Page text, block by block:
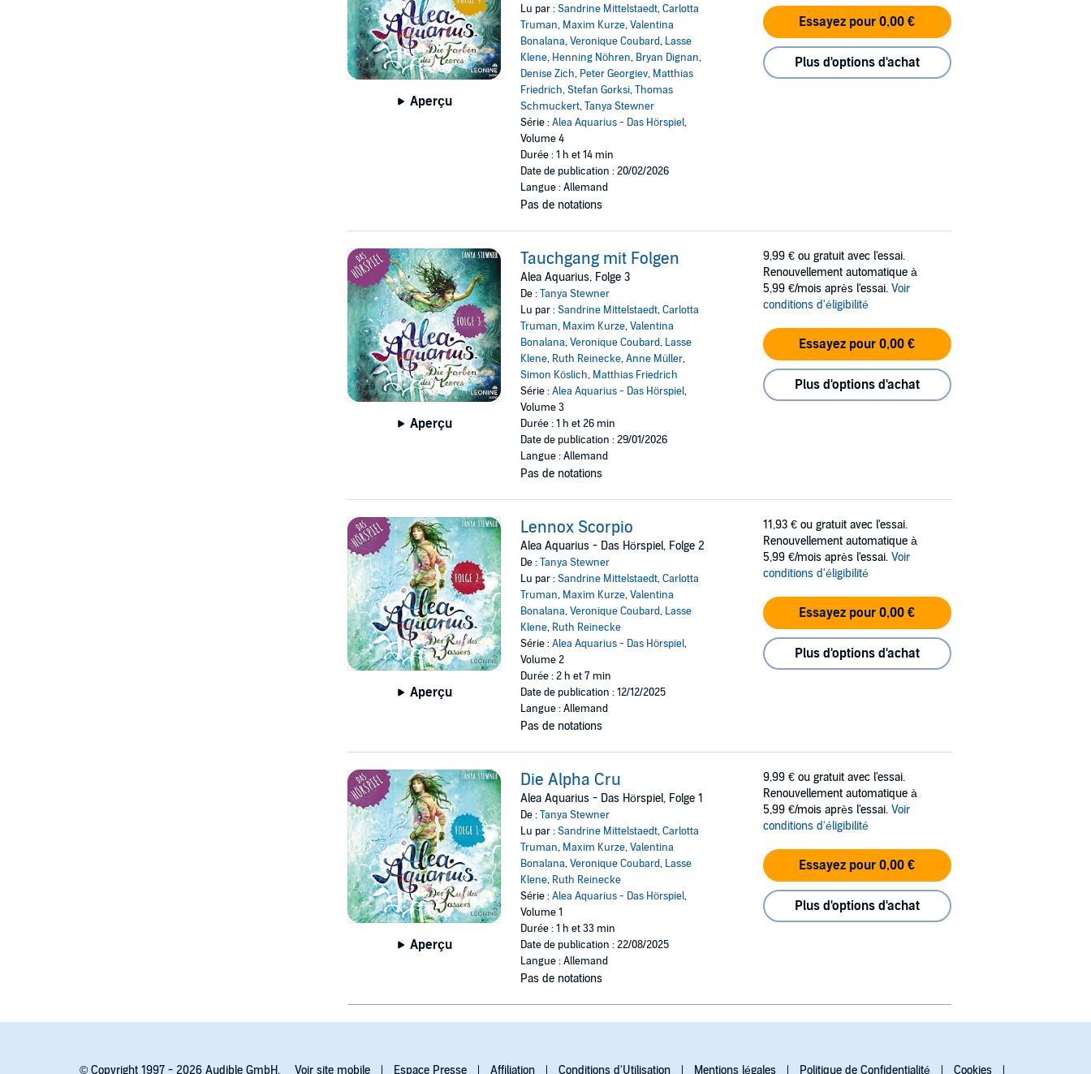
Aperçu
Lu par :Sandrine Mittelstaedt,Carlotta
Truman, Maxim Kurze,Valentina
Bonalana,Veronique Coubard, Lasse
Klene, Henning Nöhren, Bryan Dignan,
Denise Zich, Peter Georgiev, Matthias
Friedrich,Stefan Gorksi,Thomas
Schmuckert,Tanya Stewner
Série :Alea Aquarius - Das Hörspiel,
Volume 4
Durée : 1 h et 14 min
Date de publication : 20/02/2026
Langue : Allemand
Pas de notations
Essayez pour 0,00 €
Plus d'options d'achat
Aperçu
Tauchgang mit Folgen
Alea Aquarius, Folge 3
De :Tanya Stewner
Lu par :Sandrine Mittelstaedt,Carlotta
Truman, Maxim Kurze,Valentina
Bonalana,Veronique Coubard, Lasse
Klene, Ruth Reinecke,Anne Müller,
Simon Köslich, Matthias Friedrich
Série :Alea Aquarius - Das Hörspiel,
Volume 3
Durée : 1 h et 26 min
Date de publication : 29/01/2026
Langue : Allemand
Pas de notations
9,99 € ou gratuit avec l'essai.
Renouvellement automatique à
5,99 €/mois après l'essai. Voir
conditions d'éligibilité
Essayez pour 0,00 €
Plus d'options d'achat
Aperçu
Lennox Scorpio
Alea Aquarius - Das Hörspiel, Folge 2
De :Tanya Stewner
Lu par :Sandrine Mittelstaedt,Carlotta
Truman, Maxim Kurze,Valentina
Bonalana,Veronique Coubard, Lasse
Klene, Ruth Reinecke
Série :Alea Aquarius - Das Hörspiel,
Volume 2
Durée : 2 h et 7 min
Date de publication : 12/12/2025
Langue : Allemand
Pas de notations
11,93 € ou gratuit avec l'essai.
Renouvellement automatique à
5,99 €/mois après l'essai. Voir
conditions d'éligibilité
Essayez pour 0,00 €
Plus d'options d'achat
Aperçu
Die Alpha Cru
Alea Aquarius - Das Hörspiel, Folge 1
De :Tanya Stewner
Lu par :Sandrine Mittelstaedt,Carlotta
Truman, Maxim Kurze,Valentina
Bonalana,Veronique Coubard, Lasse
Klene, Ruth Reinecke
Série :Alea Aquarius - Das Hörspiel,
Volume 1
Durée : 1 h et 33 min
Date de publication : 22/08/2025
Langue : Allemand
Pas de notations
9,99 € ou gratuit avec l'essai.
Renouvellement automatique à
5,99 €/mois après l'essai. Voir
conditions d'éligibilité
Essayez pour 0,00 €
Plus d'options d'achat
© Copyright 1997 - 2026 Audible GmbH. Voir site mobile Espace Presse Affiliation Conditions d'Utilisation Mentions légales Politique de Confidentialité Cookies